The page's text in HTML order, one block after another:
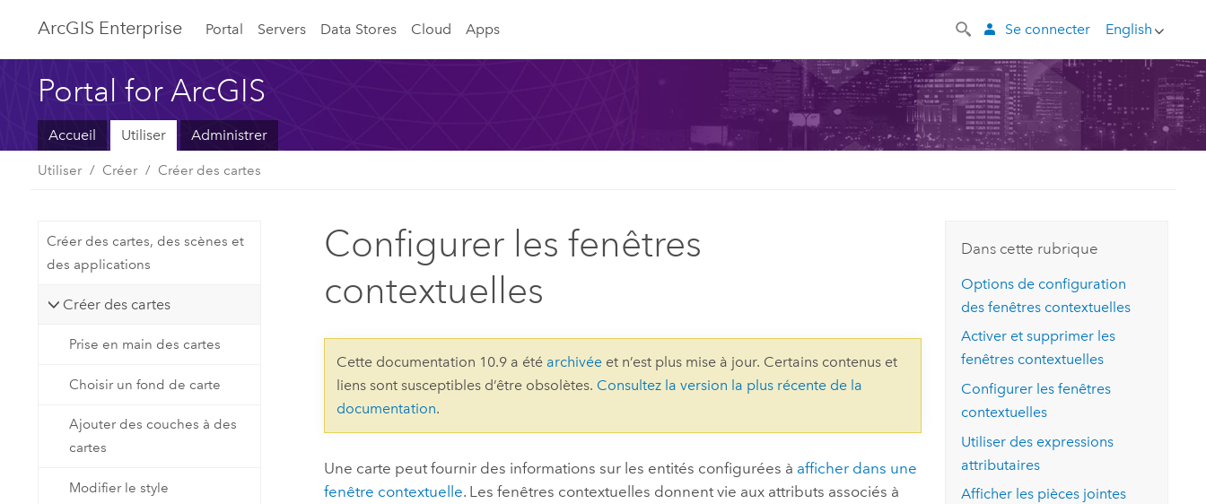
ArcGIS Enterprise Portal Servers Data Stores Cloud Apps English
Se connecter
Portal for ArcGIS
Accueil Utiliser Administrer
Utiliser Créer Créer des cartes
Créer des cartes, des scènes et
des applications
Créer des cartes
Prise en main des cartes
Choisir un fond de carte
Ajouter des couches à des
cartes
Modifier le style
Configurer les fenêtres
contextuelles
Cette documentation 10.9 a été archivée et n’est plus mise à jour. Certains contenus et
liens sont susceptibles d’être obsolètes. Consultez la version la plus récente de la
documentation.
Une carte peut fournir des informations sur les entités configurées à afficher dans une
fenêtre contextuelle. Les fenêtres contextuelles donnent vie aux attributs associés à
Dans cette rubrique
Options de configuration
des fenêtres contextuelles
Activer et supprimer les
fenêtres contextuelles
Configurer les fenêtres
contextuelles
Utiliser des expressions
attributaires
Afficher les pièces jointes